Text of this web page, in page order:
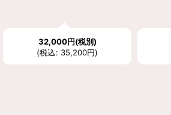
32,000円(税別)
(税込: 35,200円)